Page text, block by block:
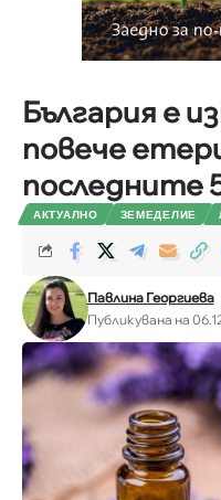
България е
повече
последните
АКТУАЛНО ЗЕМЕДЕЛИЕ
Павлина Георгиева
Публикувана на